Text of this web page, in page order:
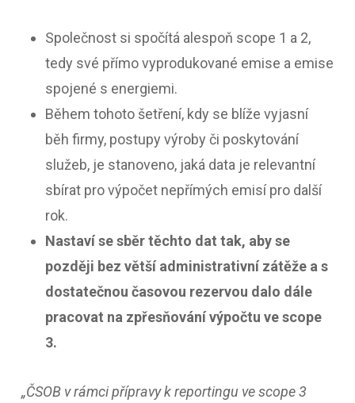
Společnost si spočítá alespoň scope 1 a 2,
tedy své přímo vyprodukované emise a emise
spojené s energiemi.
Během tohoto šetření, kdy se blíže vyjasní
běh firmy, postupy výroby či poskytování
služeb, je stanoveno, jaká data je relevantní
sbírat pro výpočet nepřímých emisí pro další
rok.
Nastaví se sběr těchto dat tak, aby se
později bez větší administrativní zátěže a s
dostatečnou časovou rezervou dalo dále
pracovat na zpřesňování výpočtu ve scope
3.
„ČSOB v rámci přípravy k reportingu ve scope 3